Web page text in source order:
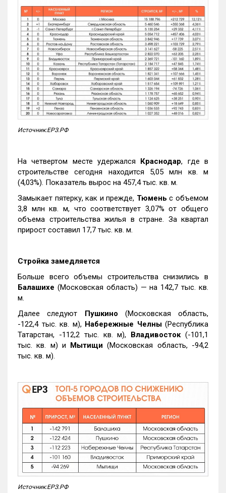
Источник:ЕРЗ.РФ
На четвертом месте удержался Краснодар, где в
строительстве сегодня находится 5,05 млн кв. м
(4,03%). Показатель вырос на 457,4 тыс. кв. м.
Замыкает пятерку, как и прежде, Тюмень с объемом
3,8 млн кв. м, что соответствует 3,07% от общего
объема строительства жилья в стране. За квартал
прирост составил 17,7 тыс. кв. м.
Стройка замедляется
Больше всего объемы строительства снизились в
Балашихе (Московская область) — на 142,7 тыс. кв.
м.
Далее следуют Пушкино (Московская область,
-122,4 тыс. кв. м), Набережные Челны(Республика
Татарстан, -112,2 тыс. кв. м), Владивосток(-101,1
тыс. кв. м) и Мытищи (Московская область, -94,2
тыс. кв. м).
Источник:ЕРЗ.РФ